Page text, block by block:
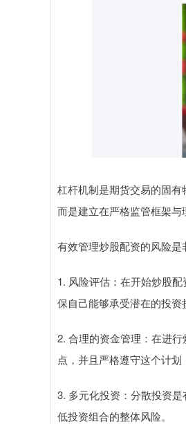
杠杆机制是期货交易的固
而是建立在严格监管框架与
有效管理炒股配资的风险是
1. 风险评估：在开始炒股
保自己能够承受潜在的投资
2. 合理的资金管理：在进
点，并且严格遵守这个计划
3. 多元化投资：分散投资
低投资组合的整体风险。